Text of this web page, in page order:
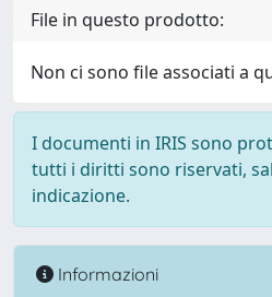
File in questo prodotto:
Non ci sono file associati a
I documenti in IRIS sono
tutti i diritti sono riservati,
indicazione.
Informazioni